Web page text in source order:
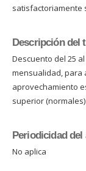
satisfactoriamente
Descripción del
Descuento del 25
mensualidad, para
aprovechamiento
superior
Periodicidad del
No aplica